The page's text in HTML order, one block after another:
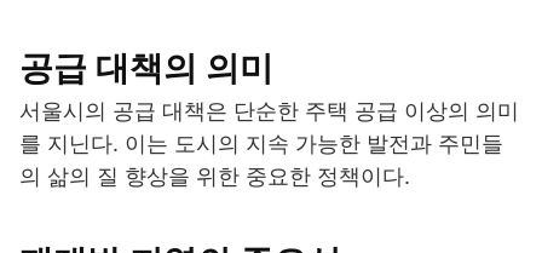
공급 대책의 의미
서울시의 공급 대책은 단순한 주택 공급 이상의 의미
를 지닌다. 이는 도시의 지속 가능한 발전과 주민들
의 삶의 질 향상을 위한 중요한 정책이다.